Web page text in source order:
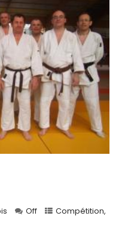
Off Compétition,